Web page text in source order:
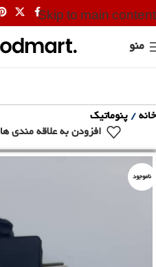
Skip to main content
منو
خانه
پنوماتیک
افزودن به علاقه مندی ها
ناموجود